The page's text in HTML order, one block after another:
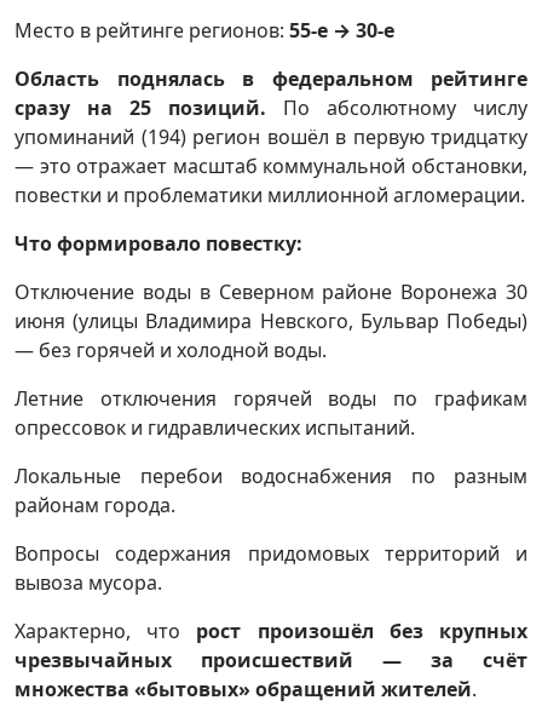
Место в рейтинге регионов: 55-е → 30-е
Область поднялась в федеральном рейтинге
сразу на 25 позиций. По абсолютному числу
упоминаний (194) регион вошёл в первую тридцатку
— это отражает масштаб коммунальной обстановки,
повестки и проблематики миллионной агломерации.
Что формировало повестку:
Отключение воды в Северном районе Воронежа 30
июня (улицы Владимира Невского, Бульвар Победы)
— без горячей и холодной воды.
Летние отключения горячей воды по графикам
опрессовок и гидравлических испытаний.
Локальные перебои водоснабжения по разным
районам города.
Вопросы содержания придомовых территорий и
вывоза мусора.
Характерно, что рост произошёл без крупных
чрезвычайных происшествий — за счёт
множества «бытовых» обращений жителей.